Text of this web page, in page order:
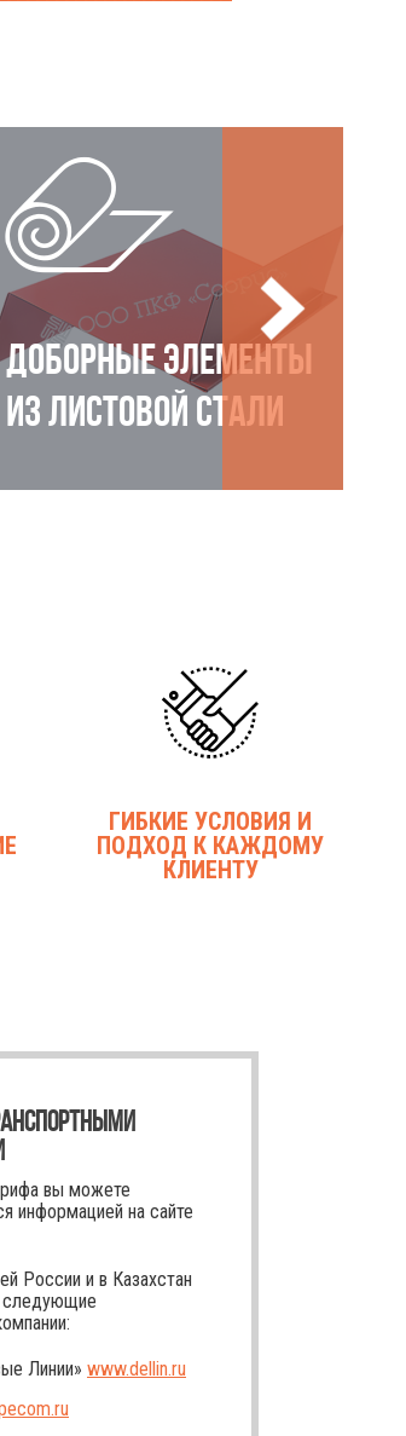
ДОБОРНЫЕ ЭЛЕМЕНТЫ
ИЗ ЛИСТОВОЙ СТАЛИ
ГИБКИЕ УСЛОВИЯ И
ПОДХОД К КАЖДОМУ
КЛИЕНТУ
вы можете
информацией на сайте
России и в Казахстан
Линии» www.dellin.ru